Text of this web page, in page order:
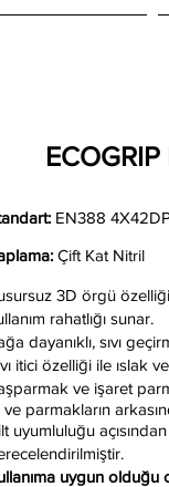
EN388
Çift Kat Nitril
3D örgü
rahatlığı sunar.
dayanıklı, sıvı
itici özelliği ile ıslak
ve işaret
ve parmakların
uyumluluğu
uygun olduğu